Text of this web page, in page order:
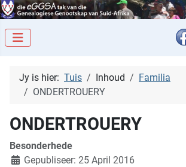
Jy is hier: Tuis Inhoud
Familia
ONDERTROUERY
ONDERTROUERY
Besonderhede
Gepubliseer: 25 April 2016